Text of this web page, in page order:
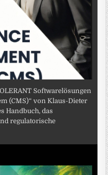
Softwarelösungen
(CMS)“ von Klaus-Dieter
Handbuch, das
regulatorische